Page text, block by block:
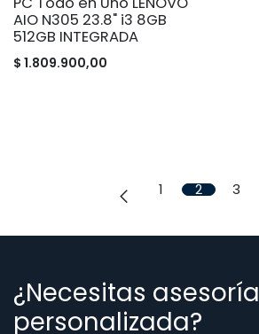
AIO N305 23.8" i3 8GB
512GB INTEGRADA
$ 1.809.900,00
1 2 3
¿Necesitas asesoría
personalizada?